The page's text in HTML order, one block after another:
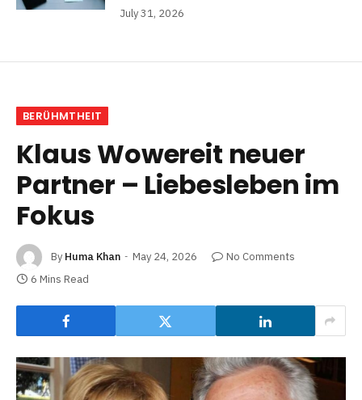
July 31, 2026
BERÜHMTHEIT
Klaus Wowereit neuer
Partner – Liebesleben im
Fokus
By Huma Khan May 24, 2026
No Comments
6 Mins Read